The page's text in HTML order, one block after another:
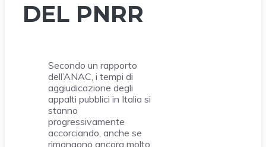
DEL PNRR
Secondo un rapporto
dell’ANAC, i tempi di
aggiudicazione degli
appalti pubblici in Italia si
stanno
progressivamente
accorciando, anche se
rimangono ancora molto